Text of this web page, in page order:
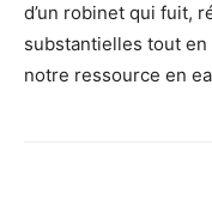
d’un robinet qui fuit,
substantielles tout
notre ressource en